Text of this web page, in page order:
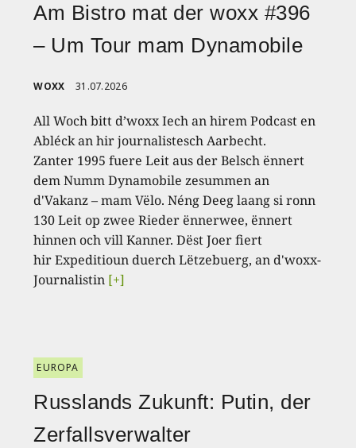
Am Bistro mat der woxx #396
– Um Tour mam Dynamobile
WOXX 31.07.2026
All Woch bitt d’woxx Iech an hirem Podcast en
Abléck an hir journalistesch Aarbecht.
Zanter 1995 fuere Leit aus der Belsch ënnert
dem Numm Dynamobile zesummen an
d'Vakanz – mam Vëlo. Néng Deeg laang si ronn
130 Leit op zwee Rieder ënnerwee, ënnert
hinnen och vill Kanner. Dëst Joer fiert
hir Expeditioun duerch Lëtzebuerg, an d'woxx-
Journalistin [+]
EUROPA
Russlands Zukunft: Putin, der
Zerfallsverwalter